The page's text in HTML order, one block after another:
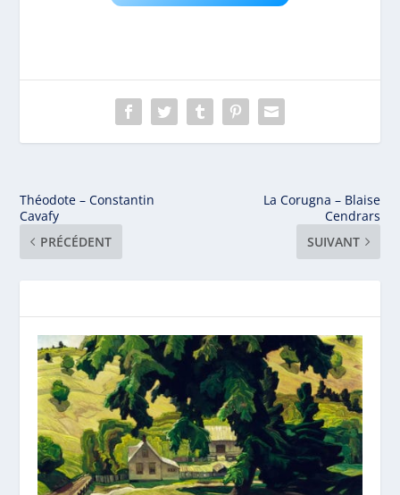
Théodote – Constantin
Cavafy
PRÉCÉDENT
La Corugna – Blaise
Cendrars
SUIVANT